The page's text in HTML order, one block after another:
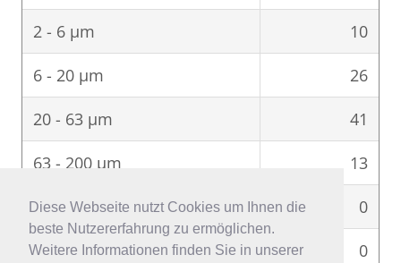
Diese Webseite nutzt Cookies um Ihnen die
beste Nutzererfahrung zu ermöglichen.
Weitere Informationen finden Sie in unserer
Diese Webseite nutzt Cookies um Ihnen die
beste Nutzererfahrung zu ermöglichen.
Weitere Informationen finden Sie in unserer
2 - 6 μm 10
6 - 20 μm 26
20 - 63 μm 41
63 - 200 μm 13
200 - 600 μm 0
600 - 2.000 μm 0